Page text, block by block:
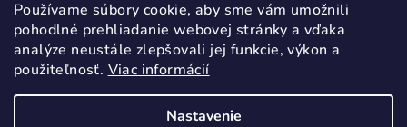
Používame súbory cookie, aby sme vám umožnili
pohodlné prehliadanie webovej stránky a vďaka
analýze neustále zlepšovali jej funkcie, výkon a
použiteľnosť. Viac informácií
Nastavenie
Sledovať na Instagrame